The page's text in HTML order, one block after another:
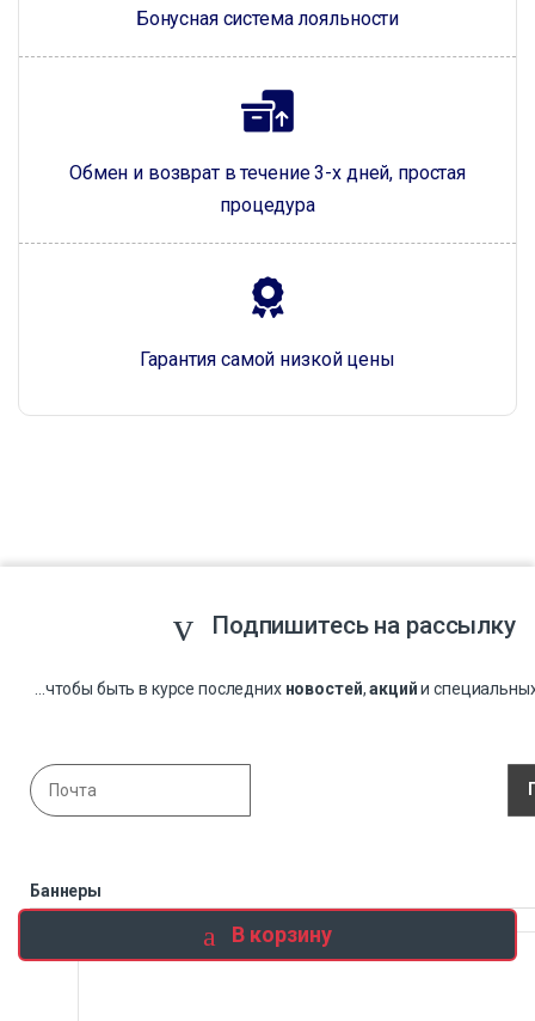
В корзину
Бонусная система лояльности
Обмен и возврат в течение 3-х дней, простая
процедура
Гарантия самой низкой цены
Подпишитесь на рассылку
...чтобы быть в курсе последних новостей,акцийи
Баннеры